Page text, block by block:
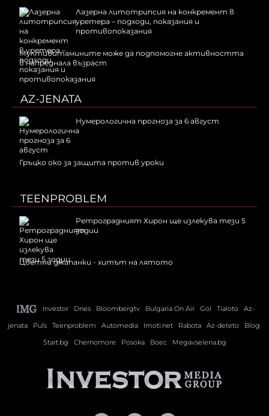
Лазерна литотрипсия на конкремент в
уретера – подходи, показания и
противопоказания
Мултивитамините може да подпомогне активността
в напреднала възраст
AZ-JENATA
Нумерологична прогноза за 6 август
Гръцко око за защита против уроки
TEENPROBLEM
Ретроградният Хирон ще излекува тези 5
зодии
Цветни джапанки - хитът на лятото
Investor Dnes Bloombergtv Bulgaria On Air Gol Tialoto
Az-
jenata
Puls Teenproblem Automedia Imoti.net Rabota Az-deteto
Blog
Start.bg
Chernomore Posoka Boec Megavselena.bg